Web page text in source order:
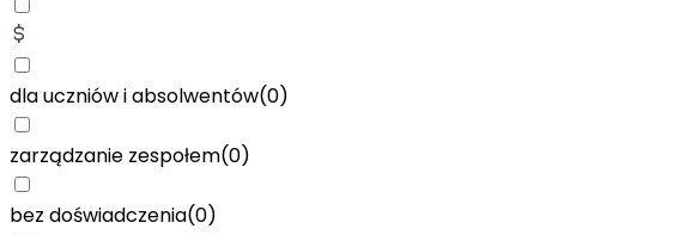
dla uczniów i absolwentów(0)
zarządzanie zespołem(0)
bez doświadczenia(0)